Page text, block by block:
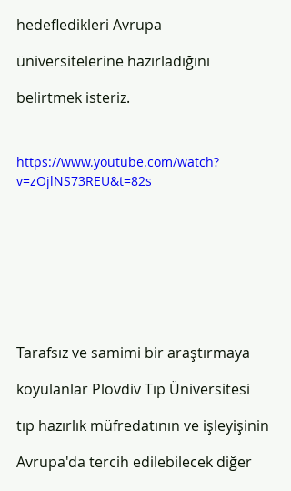
hedefledikleri Avrupa
üniversitelerine hazırladığını
belirtmek isteriz.
https://www.youtube.com/watch?
v=zOjlNS73REU&t=82s
Tarafsız ve samimi bir araştırmaya
koyulanlar Plovdiv Tıp Üniversitesi
tıp hazırlık müfredatının ve işleyişinin
Avrupa'da tercih edilebilecek diğer